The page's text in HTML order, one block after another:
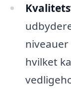
niveauer
hvilket